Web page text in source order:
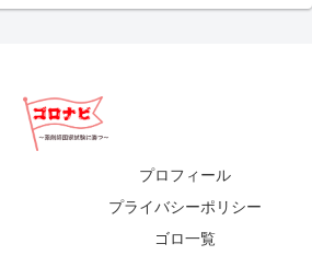
プロフィール
プライバシーポリシー
ゴロ一覧